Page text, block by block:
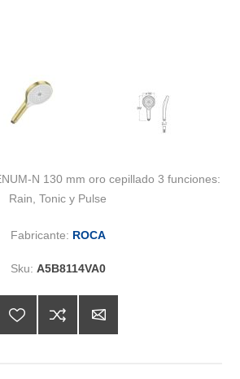
N 130 mm oro cepillado 3 funciones:
Rain, Tonic y Pulse
Fabricante: ROCA
Sku: A5B8114VA0